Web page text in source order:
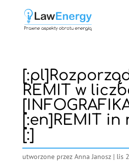
REMIT w
[:en]REMIT in
[:]
utworzone przez Anna Janosz| lis